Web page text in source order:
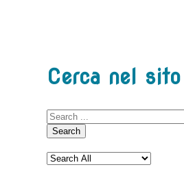
Cerca nel sito
Search